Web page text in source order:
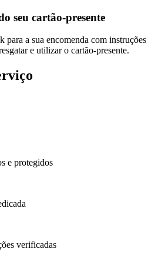
seu cartão-presente
para a sua encomenda com instruções
e utilizar o cartão-presente.
e protegidos
verificadas